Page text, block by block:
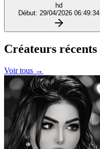
hd
Début: 29/04/2026 06:49:34
Créateurs récents
Voir tous →